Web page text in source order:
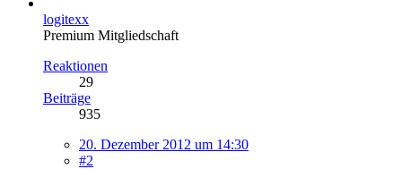
logitexx
Premium Mitgliedschaft
Reaktionen
29
Beiträge
935
20. Dezember 2012 um 14:30
#2